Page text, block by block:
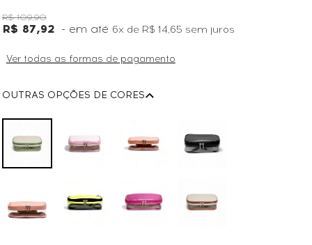
R$ 109,90
R$ 87,92 6x de R$ 14,65 sem juros
Ver todas as formas de pagamento
OUTRAS OPÇÕES DE CORES